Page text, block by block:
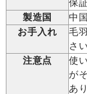
保
製造国
中国
お手入れ
毛
さ
注意点
使
が
あ